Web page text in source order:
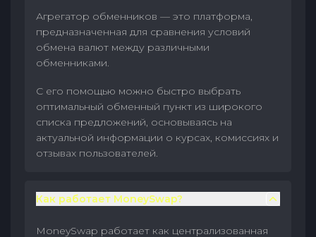
Агрегатор обменников — это платформа,
предназначенная для сравнения условий
обмена валют между различными
обменниками.
С его помощью можно быстро выбрать
оптимальный обменный пункт из широкого
списка предложений, основываясь на
актуальной информации о курсах, комиссиях и
отзывах пользователей.
Как работает MoneySwap?
MoneySwap работает как централизованная